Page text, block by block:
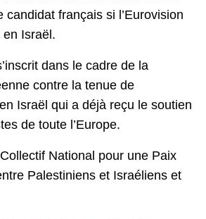
candidat français si l’Eurovision
Israël.
dans le cadre de la
contre la tenue de
Israël qui a déjà reçu le soutien
de toute l’Europe.
National pour une Paix
Palestiniens et Israéliens et